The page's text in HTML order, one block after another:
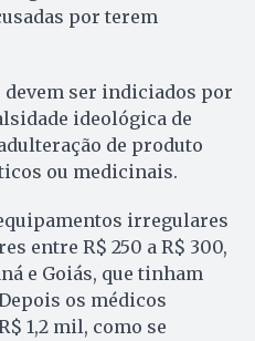
por terem
devem ser indiciados por
ideológica de
de produto
ou medicinais.
irregulares
entre R$ 250 a R$ 300,
e Goiás, que tinham
os médicos
1,2 mil, como se